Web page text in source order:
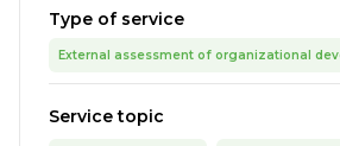
Type of service
External assessment of organizational
Service topic